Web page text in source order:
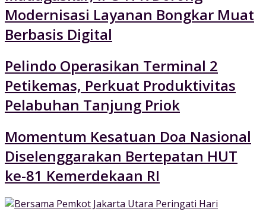
Modernisasi Layanan Bongkar Muat
Berbasis Digital
Pelindo Operasikan Terminal 2
Petikemas, Perkuat Produktivitas
Pelabuhan Tanjung Priok
Momentum Kesatuan Doa Nasional
Diselenggarakan Bertepatan HUT
ke-81 Kemerdekaan RI